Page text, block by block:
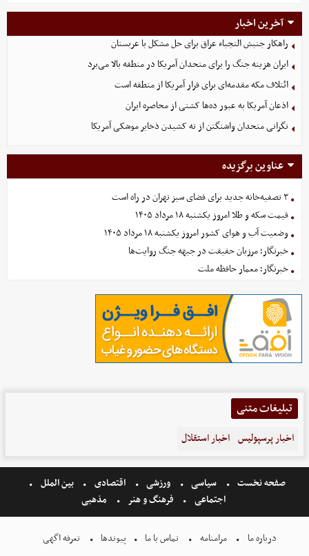
آخرین اخبار
راهکار جنبش النجباء عراق برای حل مشکل با عربستان
ایران هزینه جنگ را برای متحدان آمریکا در منطقه بالا می‌برد
ائتلاف مکه مقدمه‌ای برای فرار آمریکا از منطقه است
اذعان آمریکا به عبور ده‌ها کشتی از محاصره ایران
نگرانی متحدان واشنگتن از ته کشیدن ذخایر موشکی آمریکا
عناوین برگزیده
۳ تصفیه‌خانه جدید برای فضای سبز تهران در راه است
قیمت سکه و طلا امروز یکشنبه ۱۸ مرداد ۱۴۰۵
وضعیت آب و هوای کشور امروز یکشنبه ۱۸ مرداد ۱۴۰۵
خبرنگار؛ مرزبان حقیقت در جبهه جنگ روایت‌ها
خبرنگار؛ معمار حافظه ملت
تبلیغات متنی
اخبار پرسپولیس اخبار استقلال
صفحه نخست سیاسی ورزشی اقتصادی
بین الملل
اجتماعی
فرهنگ و هنر مذهبی
درباره ما مرامنامه تماس با ما پیوندها تعرفه اگهی